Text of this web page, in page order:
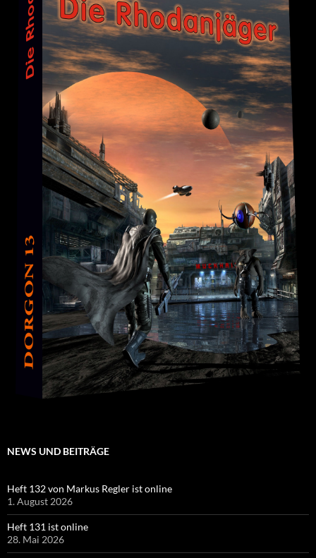
NEWS UND BEITRÄGE
Heft 132 von Markus Regler ist online
1. August 2026
Heft 131 ist online
28. Mai 2026